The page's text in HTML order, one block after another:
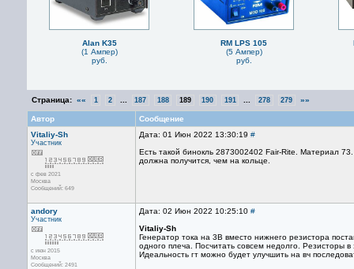
Alan K35
(1 Ампер)
руб.
RM LPS 105
(5 Ампер)
руб.
Страница: «« 1 2 187 188 189 190 191 278 279 »»
Автор
Сообщение
Vitaliy-Sh
Участник
с фев 2021
Москва
Сообщений: 649
Дата: 01 Июн 2022 13:30:19 #
Есть такой бинокль 2873002402 Fair-Rite. Материал
должна получится, чем на кольце.
andory
Участник
с июн 2015
Москва
Сообщений: 2491
Дата: 02 Июн 2022 10:25:10 #
Vitaliy-Sh
Генератор тока на 3В вместо нижнего резистора
одного плеча. Посчитать совсем недолго. Резисторы в
Идеальность гт можно будет улучшить на вч